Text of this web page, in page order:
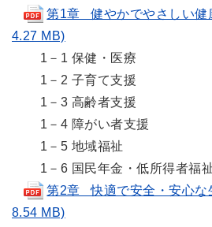
第1章 健やかでやさしい健
4.27 MB)
1－1 保健・医療
1－2 子育て支援
1－3 高齢者支援
1－4 障がい者支援
1－5 地域福祉
1－6 国民年金・低所得者福
第2章 快適で安全・安心な
8.54 MB)